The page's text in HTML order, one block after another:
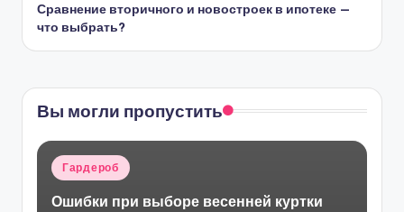
Сравнение вторичного и новостроек в ипотеке —
что выбрать?
Вы могли пропустить
Опубликовано
Гардероб
Ошибки при выборе весенней куртки